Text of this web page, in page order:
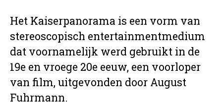
Het Kaiserpanorama is een vorm van
stereoscopisch entertainmentmedium
dat voornamelijk werd gebruikt in de
19e en vroege 20e eeuw, een voorloper
van film, uitgevonden door August
Fuhrmann.